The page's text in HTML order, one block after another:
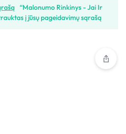
“Malonumo Rinkinys - Jai Ir
į jūsų pageidavimų sąrašą